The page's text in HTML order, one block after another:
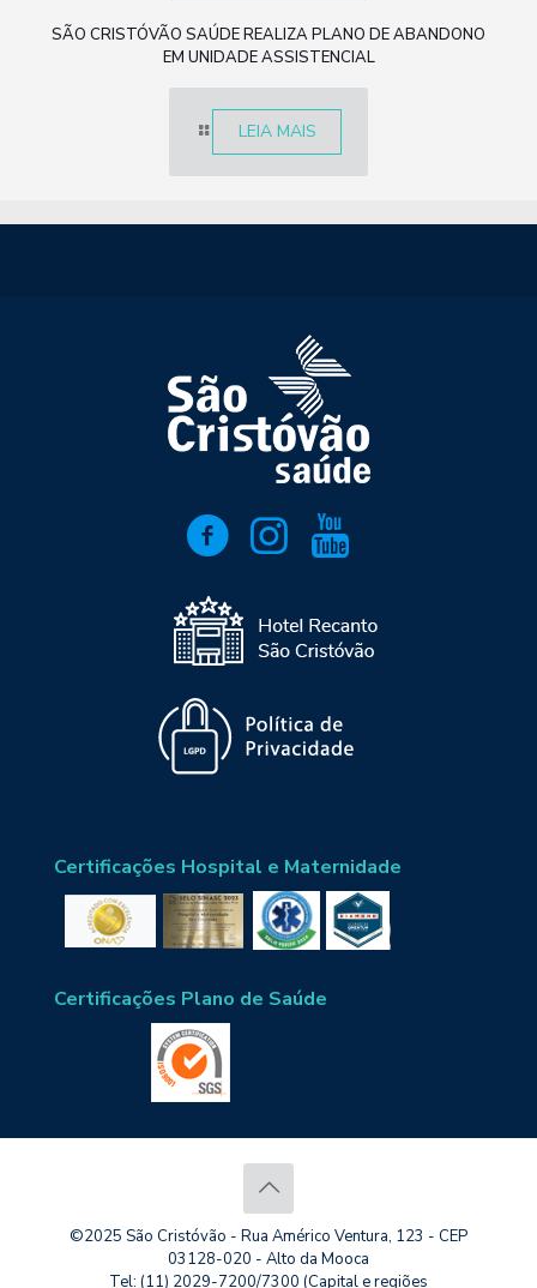
SÃO CRISTÓVÃO SAÚDE REALIZA PLANO DE ABANDONO
EM UNIDADE ASSISTENCIAL
LEIA MAIS
Certificações Hospital e Maternidade
Certificações Plano de Saúde
©2025 São Cristóvão - Rua Américo Ventura, 123 - CEP
03128-020 - Alto da Mooca
Tel: (11) 2029-7200/7300 (Capital e regiões